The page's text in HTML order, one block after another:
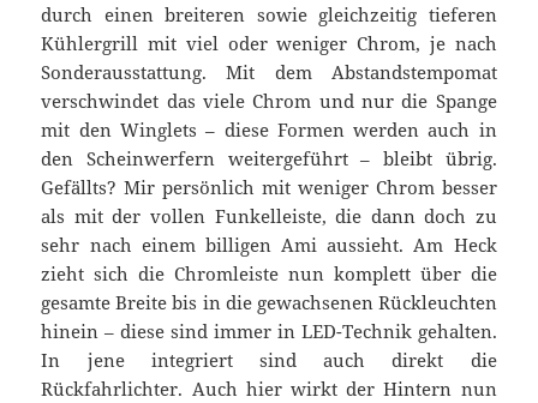
durch einen breiteren sowie gleichzeitig tieferen
Kühlergrill mit viel oder weniger Chrom, je nach
Sonderausstattung. Mit dem Abstandstempomat
verschwindet das viele Chrom und nur die Spange
mit den Winglets – diese Formen werden auch in
den Scheinwerfern weitergeführt – bleibt übrig.
Gefällts? Mir persönlich mit weniger Chrom besser
als mit der vollen Funkelleiste, die dann doch zu
sehr nach einem billigen Ami aussieht. Am Heck
zieht sich die Chromleiste nun komplett über die
gesamte Breite bis in die gewachsenen Rückleuchten
hinein – diese sind immer in LED-Technik gehalten.
In jene integriert sind auch direkt die
Rückfahrlichter. Auch hier wirkt der Hintern nun